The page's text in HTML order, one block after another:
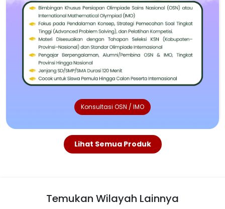
Konsultasi OSN / IMO
Lihat Semua Produk
Temukan Wilayah Lainnya